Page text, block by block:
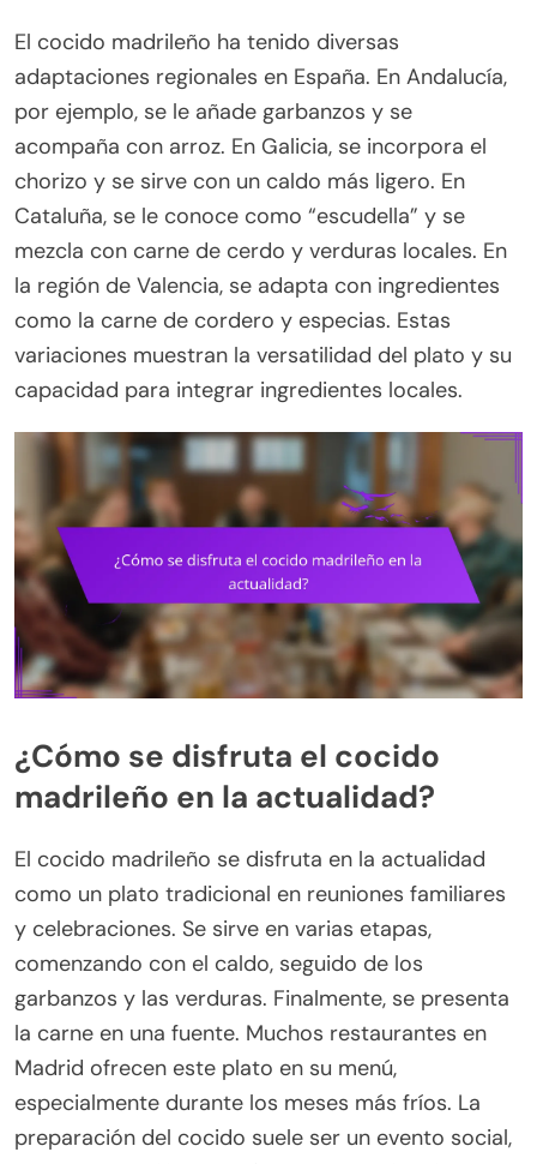
El cocido madrileño ha tenido diversas
adaptaciones regionales en España. En Andalucía,
por ejemplo, se le añade garbanzos y se
acompaña con arroz. En Galicia, se incorpora el
chorizo y se sirve con un caldo más ligero. En
Cataluña, se le conoce como “escudella” y se
mezcla con carne de cerdo y verduras locales. En
la región de Valencia, se adapta con ingredientes
como la carne de cordero y especias. Estas
variaciones muestran la versatilidad del plato y su
capacidad para integrar ingredientes locales.
¿Cómo se disfruta el cocido
madrileño en la actualidad?
El cocido madrileño se disfruta en la actualidad
como un plato tradicional en reuniones familiares
y celebraciones. Se sirve en varias etapas,
comenzando con el caldo, seguido de los
garbanzos y las verduras. Finalmente, se presenta
la carne en una fuente. Muchos restaurantes en
Madrid ofrecen este plato en su menú,
especialmente durante los meses más fríos. La
preparación del cocido suele ser un evento social,